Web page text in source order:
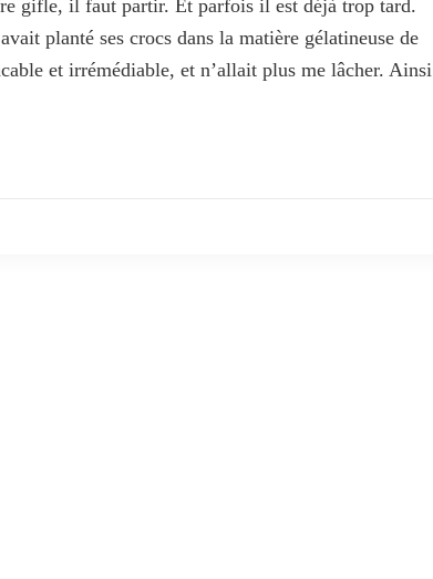
gifle, il faut partir. Et parfois il est déjà trop tard.
planté ses crocs dans la matière gélatineuse de
et irrémédiable, et n’allait plus me lâcher. Ainsi